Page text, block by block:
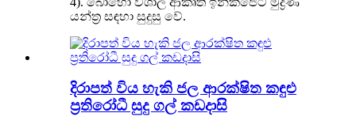
යන්ත්‍ර සඳහා සුදුසු වේ.
දිරාපත් විය හැකි ජල ආරක්ෂිත කඳුළු
ප්‍රතිරෝධී සුදු ගල් කඩදාසි